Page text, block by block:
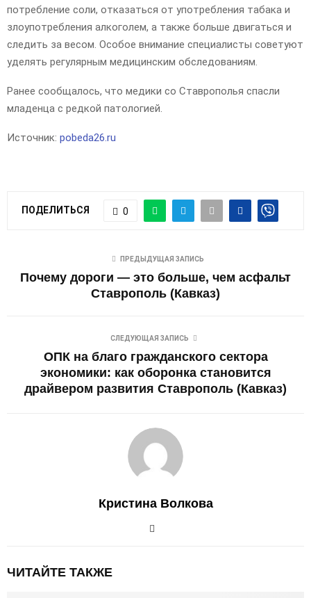
потребление соли, отказаться от употребления табака и
злоупотребления алкоголем, а также больше двигаться и
следить за весом. Особое внимание специалисты советуют
уделять регулярным медицинским обследованиям.
Ранее сообщалось, что медики со Ставрополья спасли
младенца с редкой патологией.
Источник: pobeda26.ru
ПОДЕЛИТЬСЯ 0
ПРЕДЫДУЩАЯ ЗАПИСЬ
Почему дороги — это больше, чем асфальт
Ставрополь (Кавказ)
СЛЕДУЮЩАЯ ЗАПИСЬ
ОПК на благо гражданского сектора
экономики: как оборонка становится
драйвером развития Ставрополь (Кавказ)
Кристина Волкова
ЧИТАЙТЕ ТАКЖЕ